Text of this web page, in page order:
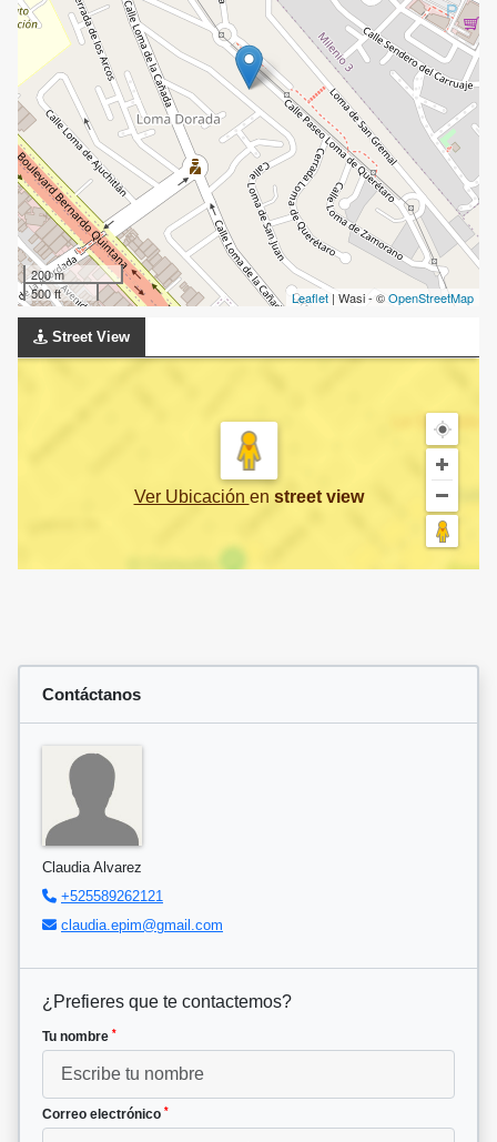
200 m
500 ft
Leaflet | Wasi - ©OpenStreetMap
Street View
Ver Ubicación en street view
Contáctanos
Claudia Alvarez
+525589262121
claudia.epim@gmail.com
¿Prefieres que te contactemos?
Tu nombre *
Correo electrónico *